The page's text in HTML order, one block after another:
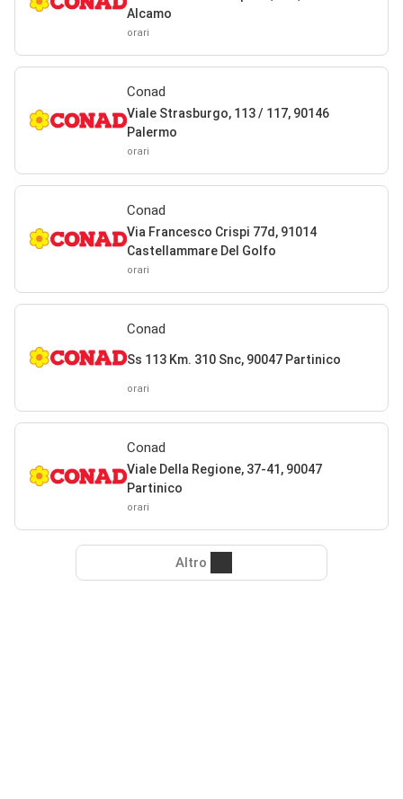
Alcamo
orari
Conad
Viale Strasburgo, 113 / 117, 90146
Palermo
orari
Conad
Via Francesco Crispi 77d, 91014
Castellammare Del Golfo
orari
Conad
Ss 113 Km. 310 Snc, 90047 Partinico
orari
Conad
Viale Della Regione, 37-41, 90047
Partinico
orari
Altro